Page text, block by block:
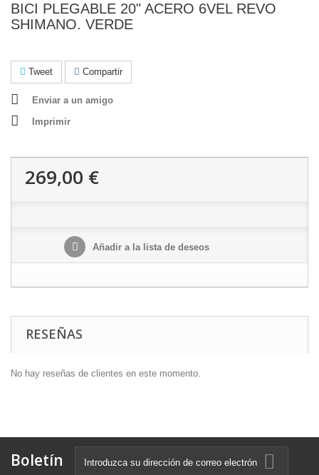
BICI PLEGABLE 20" ACERO 6VEL REVO
SHIMANO. VERDE
Tweet Compartir
Enviar a un amigo
Imprimir
269,00 €
Añadir a la lista de deseos
RESEÑAS
No hay reseñas de clientes en este momento.
Boletín